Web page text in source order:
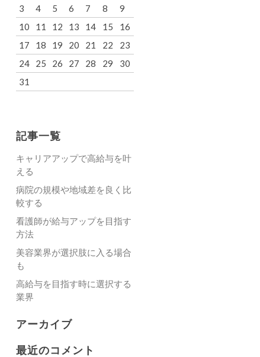
3
4 5 6 7 8
9
10
11 12 13 14 15
16
17
18 19 20 21 22
23
24
25 26 27 28 29
30
31
記事一覧
キャリアアップで高給与を叶
える
病院の規模や地域差を良く比
較する
看護師が給与アップを目指す
方法
美容業界が選択肢に入る場合
も
高給与を目指す時に選択する
業界
アーカイブ
最近のコメント